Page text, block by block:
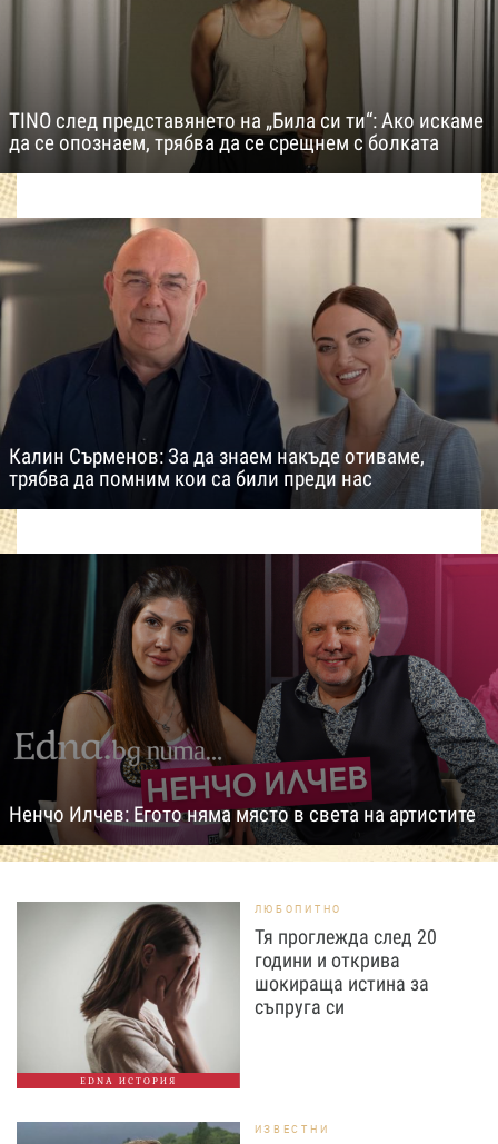
TINO след представянето на „Била си ти“: Ако искаме
да се опознаем, трябва да се срещнем с болката
Калин Сърменов: За да знаем накъде отиваме,
трябва да помним кои са били преди нас
Ненчо Илчев: Егото няма място в света на артистите
EDNA ИСТОРИЯ
ЛЮБОПИТНО
Тя проглежда след 20
години и открива
шокираща истина за
съпруга си
ИЗВЕСТНИ